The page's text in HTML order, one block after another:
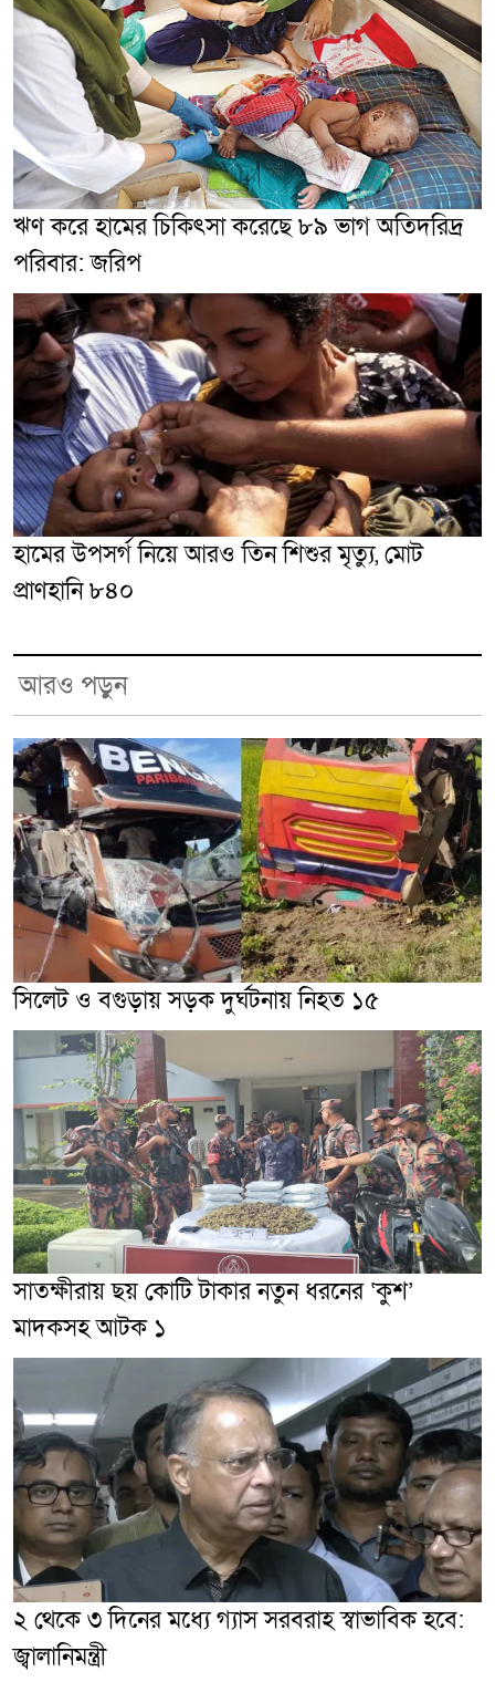
ঋণ করে হামের চিকিৎসা করেছে ৮৯ ভাগ অতিদরিদ্র
পরিবার: জরিপ
হামের উপসর্গ নিয়ে আরও তিন শিশুর মৃত্যু, মোট
প্রাণহানি ৮৪০
আরও পড়ুন
সিলেট ও বগুড়ায় সড়ক দুর্ঘটনায় নিহত ১৫
সাতক্ষীরায় ছয় কোটি টাকার নতুন ধরনের ‘কুশ’
মাদকসহ আটক ১
২ থেকে ৩ দিনের মধ্যে গ্যাস সরবরাহ স্বাভাবিক হবে:
জ্বালানিমন্ত্রী